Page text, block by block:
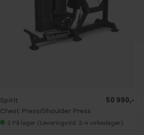
Spirit
Chest Press/Shoulder Press
50 990,-
2 På lager (Leveringstid: 2-4 virkedager)